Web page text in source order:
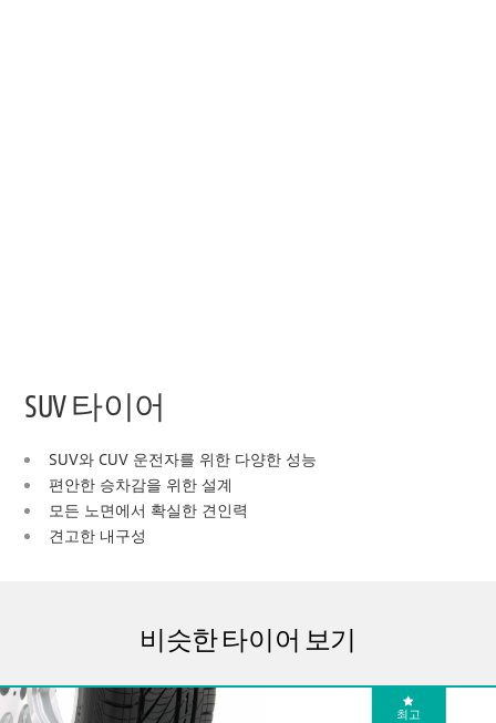
SUV 타이어
SUV와 CUV 운전자를 위한 다양한 성능
편안한 승차감을 위한 설계
모든 노면에서 확실한 견인력
견고한 내구성
비슷한 타이어 보기
최고